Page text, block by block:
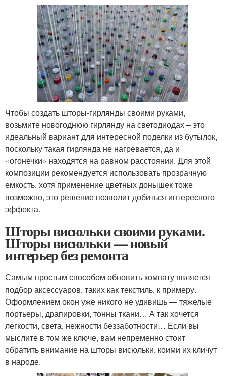
Чтобы создать шторы-гирлянды своими руками,
возьмите новогоднюю гирлянду на светодиодах – это
идеальный вариант для интересной поделки из бутылок,
поскольку такая гирлянда не нагревается, да и
«огонечки» находятся на равном расстоянии. Для этой
композиции рекомендуется использовать прозрачную
емкость, хотя применение цветных донышек тоже
возможно, это решение позволит добиться интересного
эффекта.
Шторы висюльки своими руками.
Шторы висюльки — новый
интерьер без ремонта
Самым простым способом обновить комнату является
подбор аксессуаров, таких как текстиль, к примеру.
Оформлением окон уже никого не удивишь — тяжелые
портьеры, драпировки, тонны ткани… А так хочется
легкости, света, нежности беззаботности… Если вы
мыслите в том же ключе, вам непременно стоит
обратить внимание на шторы висюльки, коими их кличут
в народе.